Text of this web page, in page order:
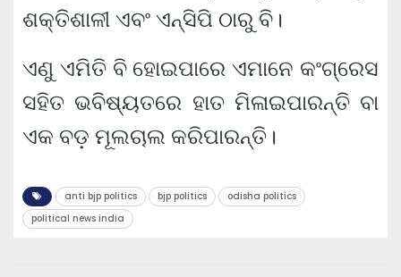
ଶକ୍ତିଶାଳୀ ଏବଂ ଏନ୍‌ସିପି ଠାରୁ ବି।
ଏଣୁ ଏମିତି ବି ହୋଇପାରେ ଏମାନେ କଂଗ୍ରେସ
ସହିତ ଭବିଷ୍ୟତରେ ହାତ ମିଳାଇପାରନ୍ତି ବା
ଏକ ବଡ଼ ମୂଲଚାଲ କରିପାରନ୍ତି।
anti bjp politics bjp politics
odisha politics
political news india